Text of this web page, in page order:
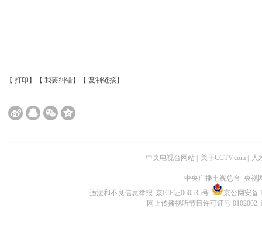
【 打印 】【 我要纠错】【 复制链接】
中央电视台网站 关于CCTV.com 人
中央广播电视总台 央视
违法和不良信息举报 京ICP证060535号
京公网安备
网上传播视听节目许可证号 0102002